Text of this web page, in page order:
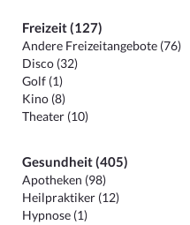
Freizeit (127)
Andere Freizeitangebote (76)
Disco (32)
Golf (1)
Kino (8)
Theater (10)
Gesundheit (405)
Apotheken (98)
Heilpraktiker (12)
Hypnose (1)